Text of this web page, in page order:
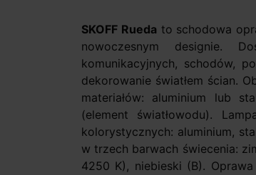
SKOFF Rueda to schodowa
nowoczesnym designie.
komunikacyjnych, schodów,
dekorowanie światłem ścian.
materiałów: aluminium lub
(element światłowodu).
kolorystycznych: aluminium,
w trzech barwach świecenia:
4250 K), niebieski (B).